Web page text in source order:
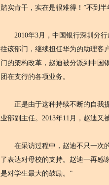
踏实肯干，实在是很难得！”不到
2010年3月，中国银行深圳分行
往该部门，继续担任华为的助理客
门的架构改革，赵迪被分派到中国
团在支行的各项业务。
正是由于这种持续不断的自我提
业部副主任。2013年11月，赵迪又
在采访过程中，赵迪不只一次的
了表达对母校的支持。赵迪一再感
是对学生最大的鼓励。”